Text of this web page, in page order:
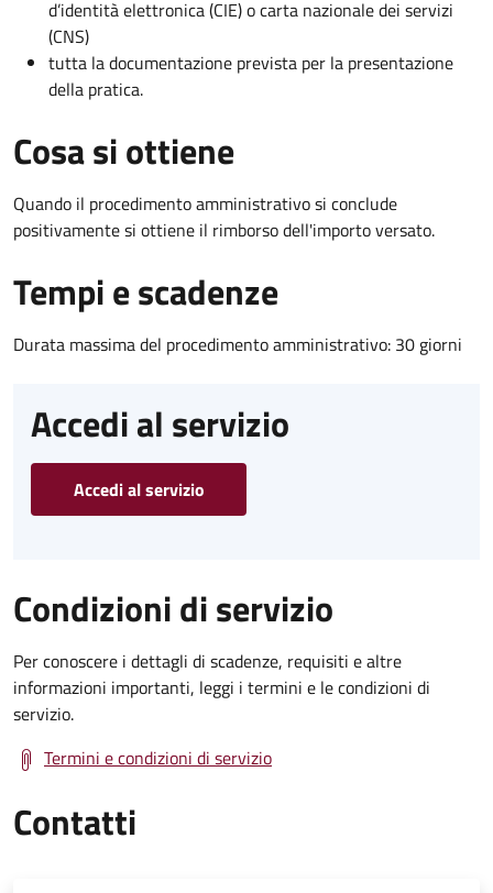
d’identità elettronica (CIE) o carta nazionale dei servizi
(CNS)
tutta la documentazione prevista per la presentazione
della pratica.
Cosa si ottiene
Quando il procedimento amministrativo si conclude
positivamente si ottiene il rimborso dell'importo versato.
Tempi e scadenze
Durata massima del procedimento amministrativo: 30 giorni
Accedi al servizio
Accedi al servizio
Condizioni di servizio
Per conoscere i dettagli di scadenze, requisiti e altre
informazioni importanti, leggi i termini e le condizioni di
servizio.
Termini e condizioni di servizio
Contatti